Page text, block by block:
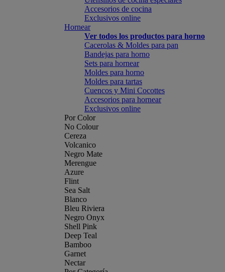
Accesorios de cocina
Exclusivos online
Hornear
Ver todos los productos para horno
Cacerolas & Moldes para pan
Bandejas para horno
Sets para hornear
Moldes para horno
Moldes para tartas
Cuencos y Mini Cocottes
Accesorios para hornear
Exclusivos online
Por Color
No Colour
Cereza
Volcanico
Negro Mate
Merengue
Azure
Flint
Sea Salt
Blanco
Bleu Riviera
Negro Onyx
Shell Pink
Deep Teal
Bamboo
Garnet
Nectar